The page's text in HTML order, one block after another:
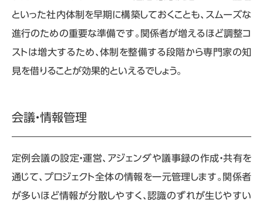
といった社内体制を早期に構築しておくことも、スムーズな
進行のための重要な準備です。関係者が増えるほど調整コ
ストは増大するため、体制を整備する段階から専門家の知
見を借りることが効果的といえるでしょう。
会議・情報管理
定例会議の設定・運営、アジェンダや議事録の作成・共有を
通じて、プロジェクト全体の情報を一元管理します。関係者
が多いほど情報が分散しやすく、認識のずれが生じやすい